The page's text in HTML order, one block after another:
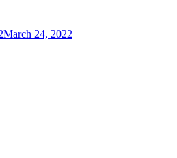
March 24, 2022